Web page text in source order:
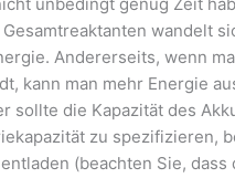
wandelt
Andererseits, wenn
kann man mehr Energie
sollte die Kapazität des
zu spezifizieren,
(beachten Sie,